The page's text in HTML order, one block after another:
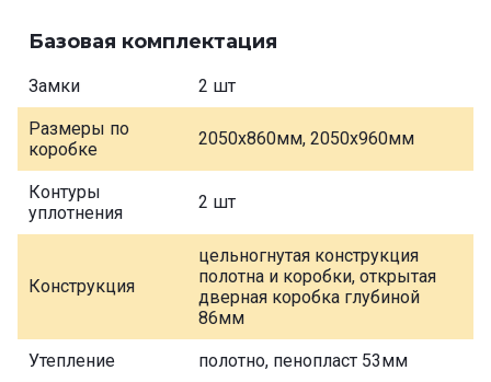
Базовая комплектация
Замки 2 шт
Размеры по
коробке
2050х860мм, 2050х960мм
Контуры
уплотнения
2 шт
Конструкция
цельногнутая конструкция
полотна и коробки, открытая
дверная коробка глубиной
86мм
Утепление полотно, пенопласт 53мм